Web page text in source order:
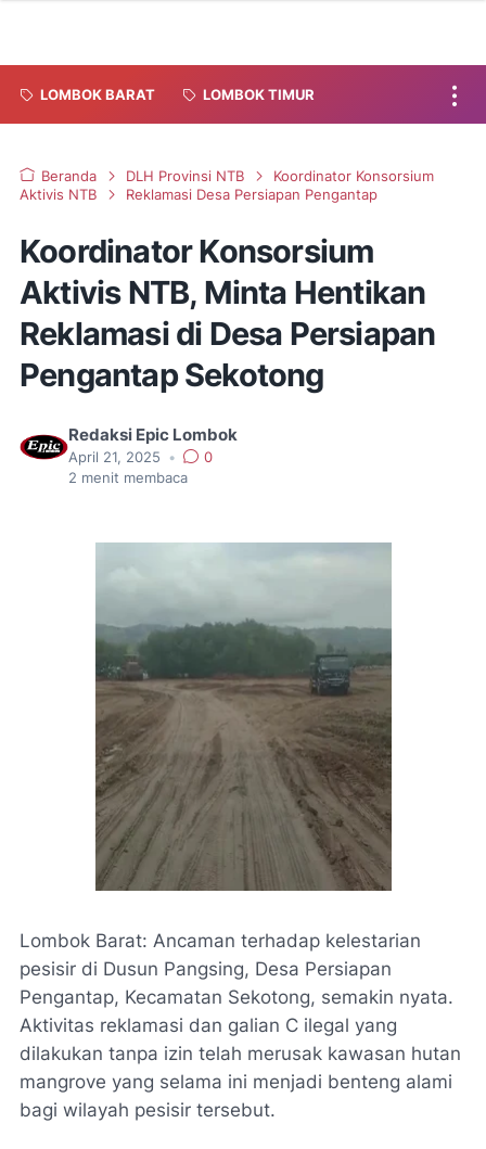
LOMBOK BARAT LOMBOK TIMUR
Beranda DLH Provinsi NTB
Koordinator Konsorsium
Aktivis NTB
Reklamasi Desa Persiapan Pengantap
Koordinator Konsorsium
Aktivis NTB, Minta Hentikan
Reklamasi di Desa Persiapan
Pengantap Sekotong
Redaksi Epic Lombok
April 21, 2025 •
0
2 menit membaca
Lombok Barat: Ancaman terhadap kelestarian
pesisir di Dusun Pangsing, Desa Persiapan
Pengantap, Kecamatan Sekotong, semakin nyata.
Aktivitas reklamasi dan galian C ilegal yang
dilakukan tanpa izin telah merusak kawasan hutan
mangrove yang selama ini menjadi benteng alami
bagi wilayah pesisir tersebut.